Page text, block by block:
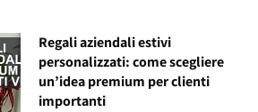
Regali aziendali estivi
personalizzati: come scegliere
un’idea premium per clienti
importanti